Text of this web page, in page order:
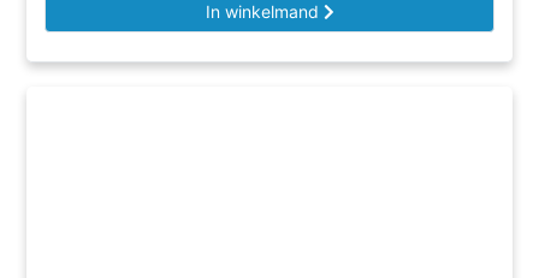
In winkelmand